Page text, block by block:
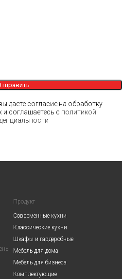
даете согласие на обработку
и соглашаетесь c политикой
Продукт
Современные кухни
Классические кухни
Шкафы и гардеробные
Мебель для дома
Мебель для бизнеса
Комплектующие